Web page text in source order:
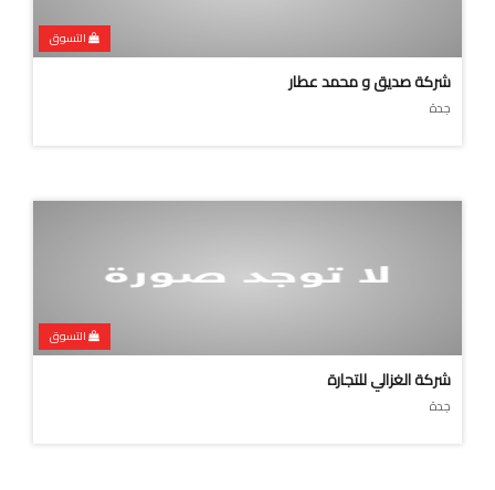
التسوق
شركة صديق و محمد عطار
جدة
التسوق
شركة الغزالي للتجارة
جدة